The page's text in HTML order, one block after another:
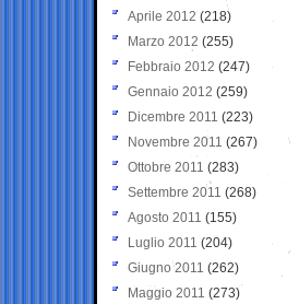
Aprile 2012 (218)
Marzo 2012 (255)
Febbraio 2012 (247)
Gennaio 2012 (259)
Dicembre 2011 (223)
Novembre 2011 (267)
Ottobre 2011 (283)
Settembre 2011 (268)
Agosto 2011 (155)
Luglio 2011 (204)
Giugno 2011 (262)
Maggio 2011 (273)